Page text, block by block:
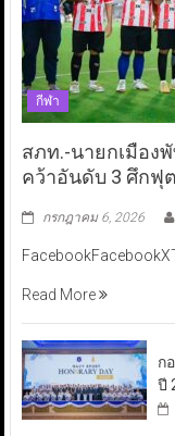
กีฬา
สภท.-นายกเมือง
คว้าอันดับ 3 ศึกฟุ
กรกฎาคม 6, 2026
Read More
ก
ปี